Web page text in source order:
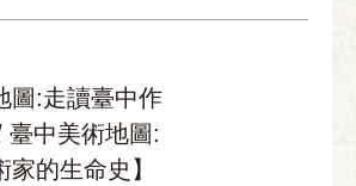
圖:走讀臺中作
臺中美術地圖:
的生命史】